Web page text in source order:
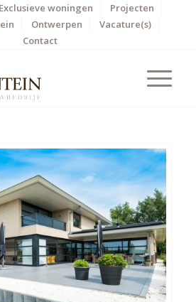
Exclusieve woningen
Projecten
Ontwerpen
Vacature(s)
Contact